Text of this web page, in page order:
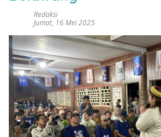
Redaksi
Jumat, 16 Mei 2025